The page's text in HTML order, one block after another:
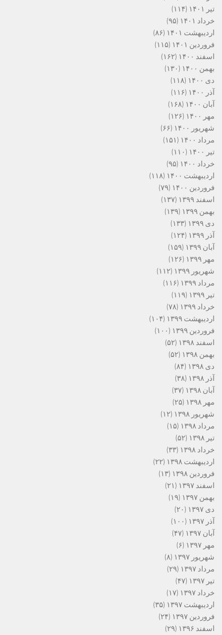
تیر ۱۴۰۱
(۱۱۴)
خرداد ۱۴۰۱
(۹۵)
اردیبهشت ۱۴۰۱
(۸۶)
فروردین ۱۴۰۱
(۱۱۵)
اسفند ۱۴۰۰
(۱۶۲)
بهمن ۱۴۰۰
(۱۳۰)
دی ۱۴۰۰
(۱۱۸)
آذر ۱۴۰۰
(۱۱۶)
آبان ۱۴۰۰
(۱۶۸)
مهر ۱۴۰۰
(۱۲۶)
شهریور ۱۴۰۰
(۶۶)
مرداد ۱۴۰۰
(۱۵۱)
تیر ۱۴۰۰
(۱۱۰)
خرداد ۱۴۰۰
(۹۵)
اردیبهشت ۱۴۰۰
(۱۱۸)
فروردین ۱۴۰۰
(۷۹)
اسفند ۱۳۹۹
(۱۳۷)
بهمن ۱۳۹۹
(۱۳۹)
دی ۱۳۹۹
(۱۳۳)
آذر ۱۳۹۹
(۱۲۴)
آبان ۱۳۹۹
(۱۵۹)
مهر ۱۳۹۹
(۱۲۶)
شهریور ۱۳۹۹
(۱۱۲)
مرداد ۱۳۹۹
(۱۱۶)
تیر ۱۳۹۹
(۱۱۹)
خرداد ۱۳۹۹
(۷۸)
اردیبهشت ۱۳۹۹
(۱۰۴)
فروردین ۱۳۹۹
(۱۰۰)
اسفند ۱۳۹۸
(۵۲)
بهمن ۱۳۹۸
(۵۲)
دی ۱۳۹۸
(۸۴)
آذر ۱۳۹۸
(۳۸)
آبان ۱۳۹۸
(۳۷)
مهر ۱۳۹۸
(۲۵)
شهریور ۱۳۹۸
(۱۲)
مرداد ۱۳۹۸
(۱۵)
تیر ۱۳۹۸
(۵۲)
خرداد ۱۳۹۸
(۳۳)
اردیبهشت ۱۳۹۸
(۲۲)
فروردین ۱۳۹۸
(۱۳)
اسفند ۱۳۹۷
(۲۱)
بهمن ۱۳۹۷
(۱۹)
دی ۱۳۹۷
(۲۰)
آذر ۱۳۹۷
(۱۰۰)
آبان ۱۳۹۷
(۴۷)
مهر ۱۳۹۷
(۶)
شهریور ۱۳۹۷
(۸)
مرداد ۱۳۹۷
(۲۹)
تیر ۱۳۹۷
(۴۷)
خرداد ۱۳۹۷
(۱۷)
اردیبهشت ۱۳۹۷
(۳۵)
فروردین ۱۳۹۷
(۲۴)
اسفند ۱۳۹۶
(۲۹)